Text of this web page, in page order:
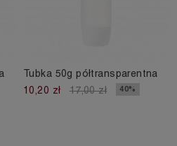
Tubka 50g półtransparentna
10,20 zł
17,00 zł 40%